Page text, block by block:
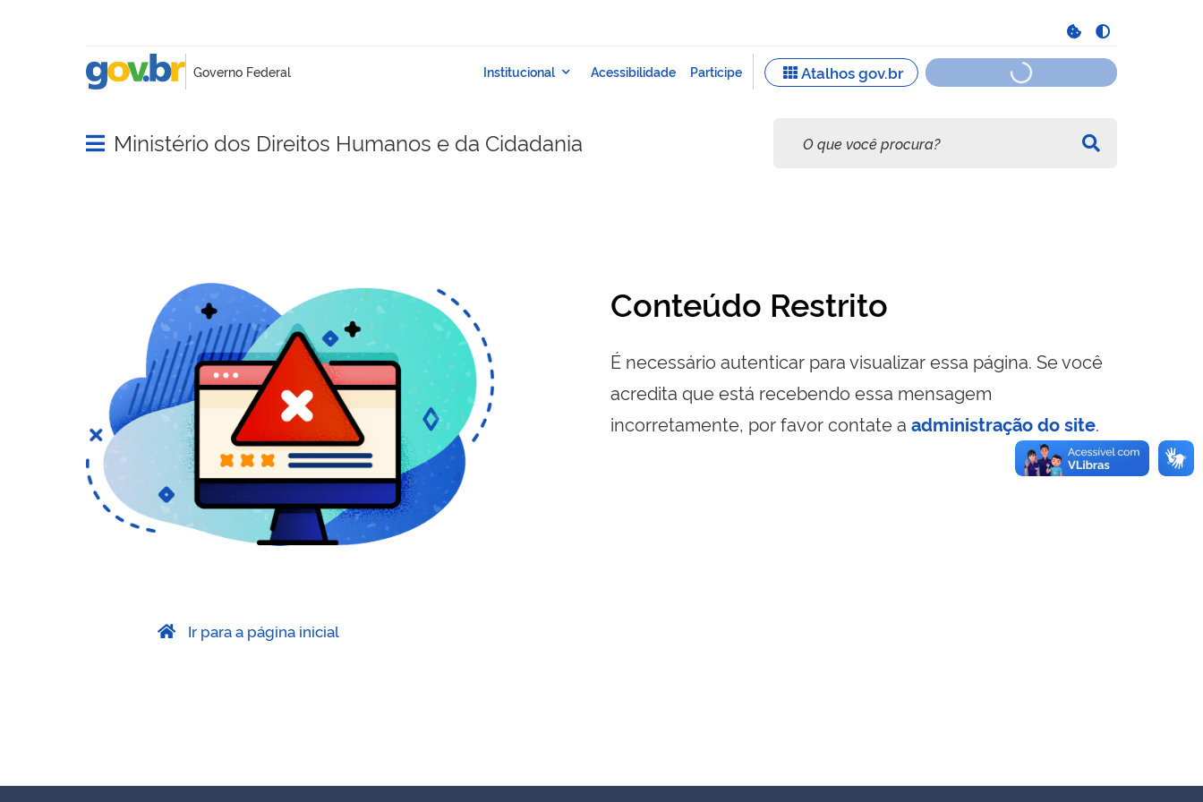
Abrir menu principal de navegação
Ministério dos Direitos Humanos e da Cidadania
Conteúdo Restrito
É necessário autenticar para visualizar essa página. Se você
acredita que está recebendo essa mensagem
incorretamente, por favor contate a administração do site.
Ir para a página inicial